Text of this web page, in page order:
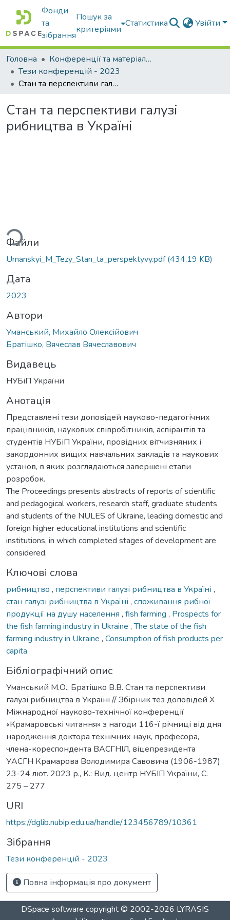
Фонди
та
зібрання
Пошук за
критеріями
Статистика Увійти
Головна
Конференції та матеріали конференцій
Тези конференцій - 2023
Стан та перспективи галузі рибництва в Україні
Стан та перспективи галузі
рибництва в Україні
Файли
Umanskyi_M_Tezy_Stan_ta_perspektyvy.pdf(434,19 KB)
Дата
2023
Автори
Уманський, Михайло Олексійович
Братішко, Вячеслав Вячеславович
Видавець
НУБіП України
Анотація
Представлені тези доповідей науково-педагогічних
працівників, наукових співробітників, аспірантів та
студентів НУБіП України, провідних вітчизняних і
закордонних вищих навчальних закладів та наукових
установ, в яких розглядаються завершені етапи
розробок.
The Proceedings presents abstracts of reports of scientific
and pedagogical workers, research staff, graduate students
and students of the NULES of Ukraine, leading domestic and
foreign higher educational institutions and scientific
institutions, in which completed stages of development are
considered.
Ключові слова
рибництво , перспективи галузі рибництва в Україні ,
стан галузі рибництва в Україні , споживання рибної
продукції на душу населення , fish farming , Prospects for
the fish farming industry in Ukraine ,The state of the fish
farming industry in Ukraine , Consumption of fish products per
capita
Бібліографічний опис
Уманський М.О., Братішко В.В. Стан та перспективи
галузі рибництва в Україні // Збірник тез доповідей Х
Міжнародної науково-технічної конференції
«Крамаровські читання» з нагоди 116-ї річниці від дня
народження доктора технічних наук, професора,
члена-кореспондента ВАСГНІЛ, віцепрезидента
УАСГН Крамарова Володимира Савовича (1906-1987)
23-24 лют. 2023 р., К.: Вид. центр НУБІП України, С.
275 – 277
URI
https://dglib.nubip.edu.ua/handle/123456789/10361
Зібрання
Тези конференцій - 2023
Повна інформація про документ
DSpace software copyright © 2002-2026 LYRASIS